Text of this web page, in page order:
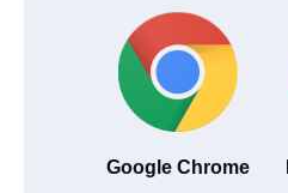
Google Chrome